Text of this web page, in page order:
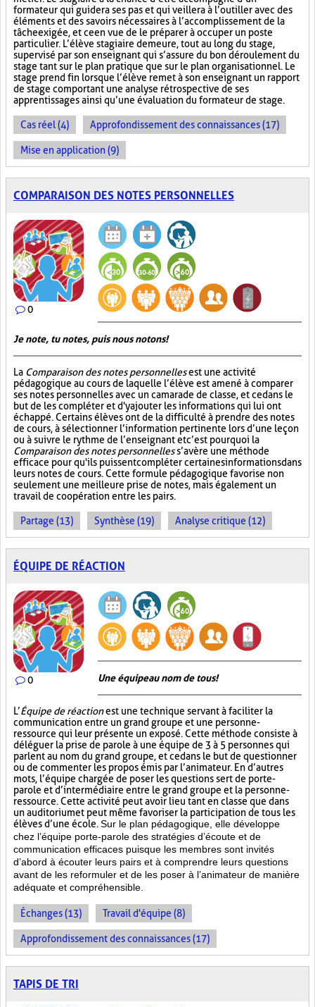
formateur qui guidera ses pas et qui veillera à l’outiller avec des
éléments et des savoirs nécessaires à l’accomplissement de la
tâche exigée, et ce en vue de le préparer à occuper un poste
particulier. L’élève stagiaire demeure, tout au long du stage,
supervisé par son enseignant qui s’assure du bon déroulement du
stage tant sur le plan pratique que sur le plan organisationnel. Le
stage prend fin lorsque l’élève remet à son enseignant un rapport
de stage comportant une analyse rétrospective de ses
apprentissages ainsi qu’une évaluation du formateur de stage.
Cas réel (4) Approfondissement des connaissances (17)
Mise en application (9)
COMPARAISON DES NOTES PERSONNELLES
0
Je note, tu notes, puis nous notons!
La Comparaison des notes personnellesest une activité
pédagogique au cours de laquelle l’élève est amené à comparer
ses notes personnelles avec un camarade de classe, et ce dans le
but de les compléter et d'y ajouter les informations qui lui ont
échappé. Certains élèves ont de la difficulté à prendre des notes
de cours, à sélectionner l’information pertinente lors d’une leçon
ou à suivre le rythme de l’enseignant et c’est pourquoi la
Comparaison des notes personnelless’avère une méthode
efficace pour qu'ils puissent compléter certaines informations dans
leurs notes de cours. Cette formule pédagogique favorise non
seulement une meilleure prise de notes, mais également un
travail de coopération entre les pairs.
Partage (13) Synthèse (19) Analyse critique (12)
ÉQUIPE DE RÉACTION
0 Une équipe au nom de tous!
L’Équipe de réactionest une technique servant à faciliter la
communication entre un grand groupe et une personne-
ressource qui leur présente un exposé. Cette méthode consiste à
déléguer la prise de parole à une équipe de 3 à 5 personnes qui
parlent au nom du grand groupe, et ce dans le but de questionner
ou de commenter les propos émis par l’animateur. En d’autres
mots, l’équipe chargée de poser les questions sert de porte-
parole et d’intermédiaire entre le grand groupe et la personne-
ressource. Cette activité peut avoir lieu tant en classe que dans
un auditorium et peut même favoriser la participation de tous les
élèves d’une école. Sur le plan pédagogique, elle développe
chez l’équipe porte-parole des stratégies d’écoute et de
communication efficaces puisque les membres sont invités
d’abord à écouter leurs pairs et à comprendre leurs questions
avant de les reformuler et de les poser à l’animateur de manière
adéquate et compréhensible.
Échanges (13) Travail d'équipe (8)
Approfondissement des connaissances (17)
TAPIS DE TRI